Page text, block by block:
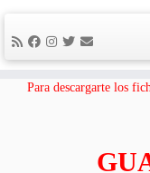
Para descargarte los